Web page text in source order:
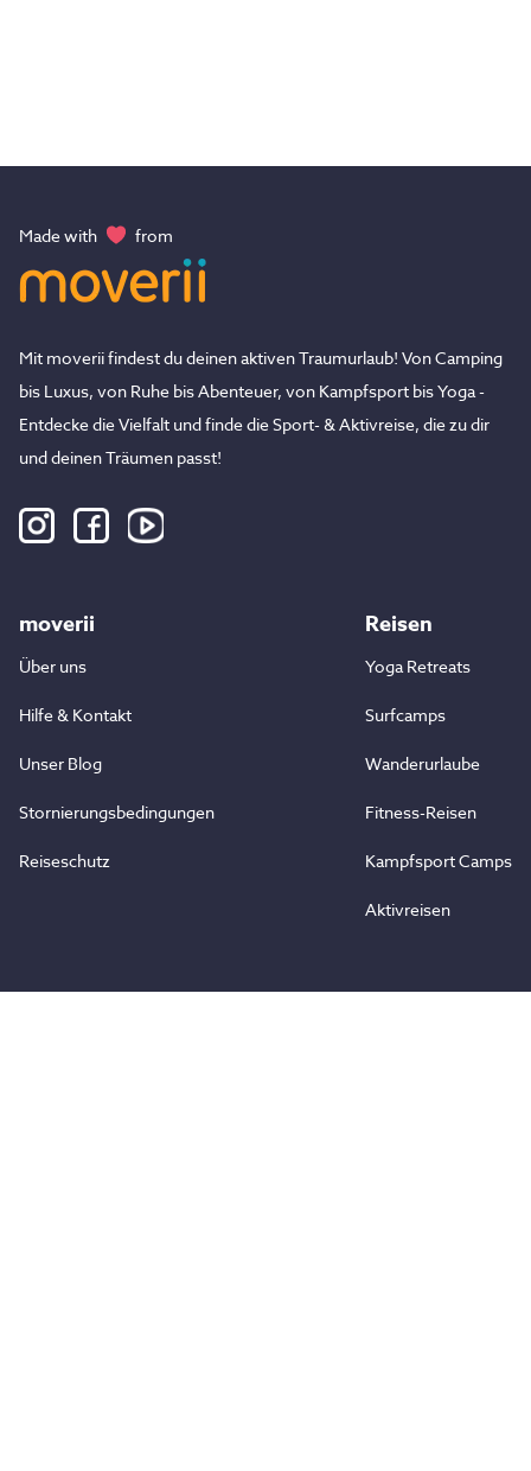
Made with from
Mit moverii findest du deinen aktiven Traumurlaub! Von Camping
bis Luxus, von Ruhe bis Abenteuer, von Kampfsport bis Yoga -
Entdecke die Vielfalt und finde die Sport- & Aktivreise, die zu dir
und deinen Träumen passt!
moverii
Über uns
Hilfe & Kontakt
Unser Blog
Stornierungsbedingungen
Reiseschutz
Reisen
Yoga Retreats
Surfcamps
Wanderurlaube
Fitness-Reisen
Kampfsport Camps
Aktivreisen